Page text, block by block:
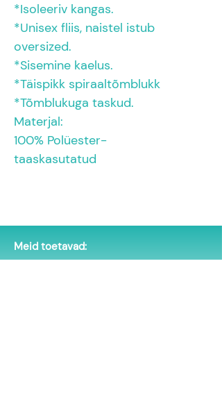
*Isoleeriv kangas.
*Unisex fliis, naistel istub
oversized.
*Sisemine kaelus.
*Täispikk spiraaltõmblukk
*Tõmblukuga taskud.
Materjal:
100% Polüester-
taaskasutatud
Meid toetavad: